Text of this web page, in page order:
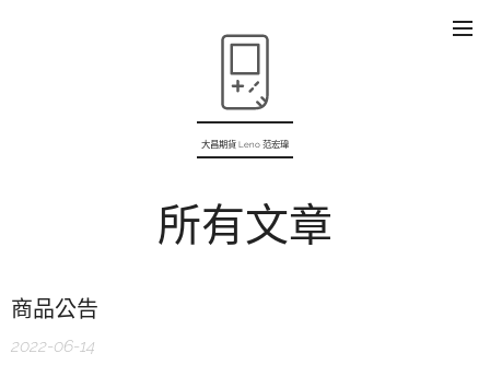
大昌期貨 Leno 范宏瑋
所有文章
商品公告
2022-06-14